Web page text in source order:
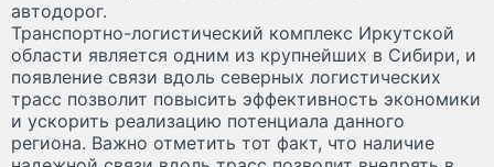
автодорог.
Транспортно-логистический комплекс Иркутской
области является одним из крупнейших в Сибири, и
появление связи вдоль северных логистических
трасс позволит повысить эффективность экономики
и ускорить реализацию потенциала данного
региона. Важно отметить тот факт, что наличие